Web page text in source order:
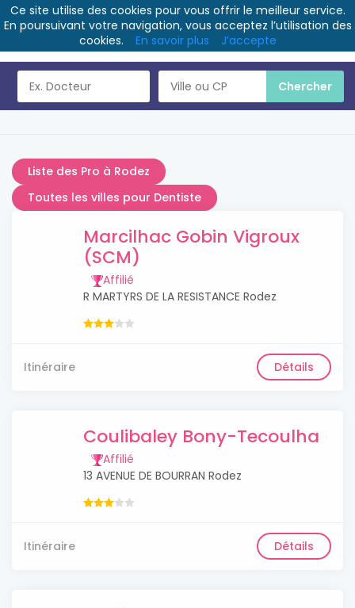
Liste des Pro à Rodez
Toutes les villes pour Dentiste
Marcilhac Gobin Vigroux
(SCM)
Affilié
R MARTYRS DE LA RESISTANCE Rodez
Itinéraire Détails
Coulibaley Bony-Tecoulha
Affilié
13 AVENUE DE BOURRAN Rodez
Itinéraire Détails
Ce site utilise des cookies pour vous offrir le meilleur service.
En poursuivant votre navigation, vous acceptez l’utilisation des
cookies.
En savoir plus J’accepte